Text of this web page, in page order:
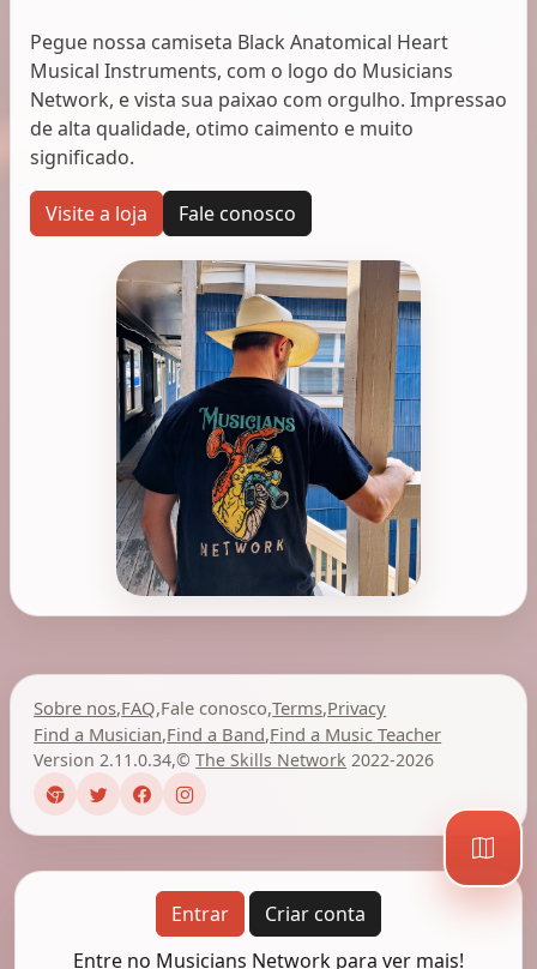
Pegue nossa camiseta Black Anatomical Heart
Musical Instruments, com o logo do Musicians
Network, e vista sua paixao com orgulho. Impressao
de alta qualidade, otimo caimento e muito
significado.
Visite a loja Fale conosco
Sobre nos,FAQ,Fale conosco,Terms,Privacy
Find a Musician,Find a Band,Find a Music Teacher
Version 2.11.0.34,©The Skills Network 2022-2026
Entrar
Criar conta
Entre no Musicians Network para ver mais!